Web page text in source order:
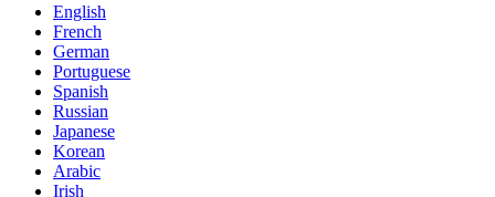
English
French
German
Portuguese
Spanish
Russian
Japanese
Korean
Arabic
Irish